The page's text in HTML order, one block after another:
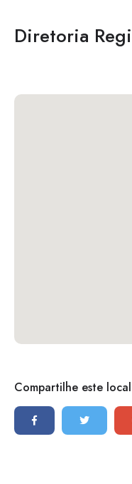
Diretoria
Compartilhe este local